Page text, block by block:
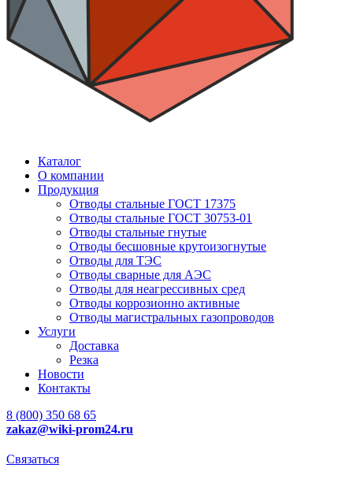
Каталог
О компании
Продукция
Отводы стальные ГОСТ 17375
Отводы стальные ГОСТ 30753-01
Отводы стальные гнутые
Отводы бесшовные крутоизогнутые
Отводы для ТЭС
Отводы сварные для АЭС
Отводы для неагрессивных сред
Отводы коррозионно активные
Отводы магистральных газопроводов
Услуги
Доставка
Резка
Новости
Контакты
8 (800) 350 68 65
zakaz@wiki-prom24.ru
Связаться